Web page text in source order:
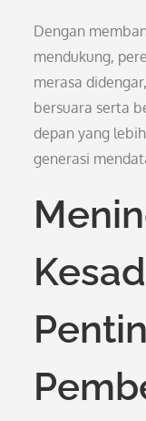
Dengan
mendukung,
merasa
bersuara serta
depan yang
generasi